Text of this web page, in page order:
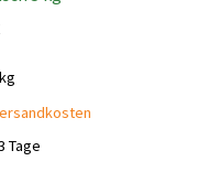
kg
Tage